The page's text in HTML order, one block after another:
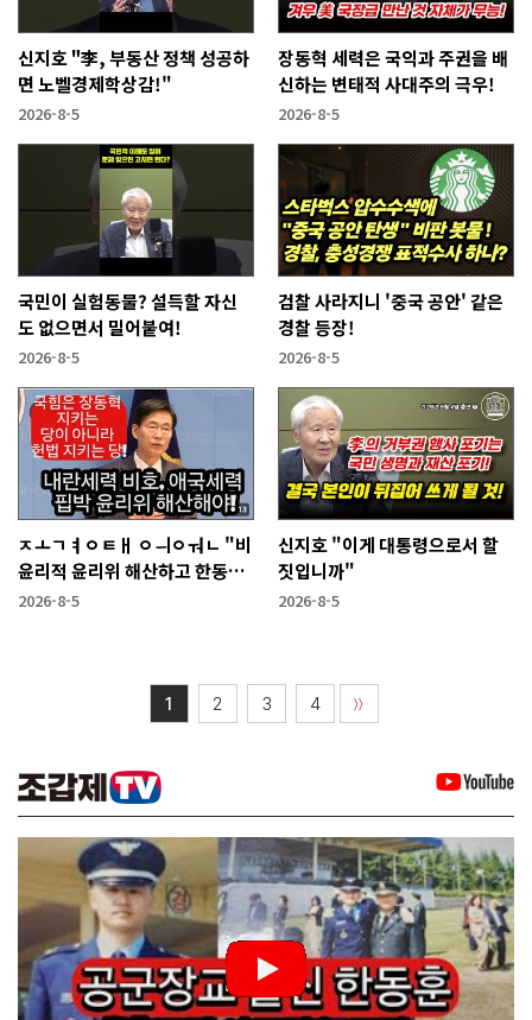
신지호 "李, 부동산 정책 성공하
면 노벨경제학상감!"
2026-8-5
장동혁 세력은 국익과 주권을 배
신하는 변태적 사대주의 극우!
2026-8-5
국민이 실험동물? 설득할 자신
도 없으면서 밀어붙여!
2026-8-5
검찰 사라지니 '중국 공안' 같은
경찰 등장!
2026-8-5
ㅈㅗㄱㅕㅇㅌㅐ ㅇㅢㅇㅝㄴ "비
윤리적 윤리위 해산하고 한동훈
복당 시켜야"
2026-8-5
신지호 "이게 대통령으로서 할
짓입니까"
2026-8-5
1 2 3 4 〉〉